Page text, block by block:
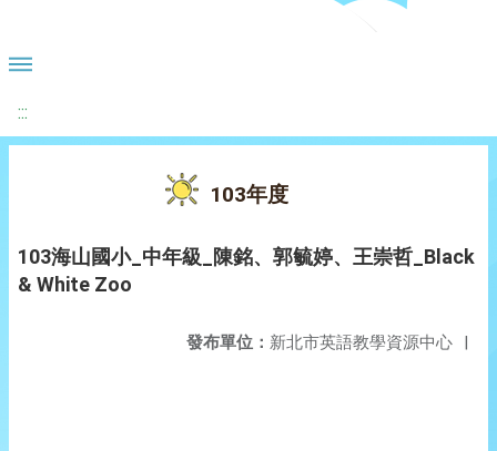
:::
103年度
103海山國小_中年級_陳銘、郭毓婷、王崇哲_Black
& White Zoo
發布單位： 新北市英語教學資源中心 |